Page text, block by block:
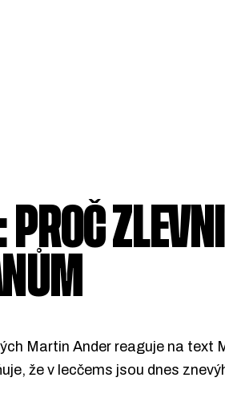
Martin Ander reaguje na
že v lecčems jsou dnes